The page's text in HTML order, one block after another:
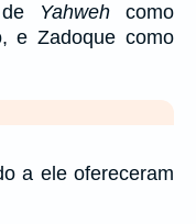
Yahwehcomo
e Zadoque como
a ele ofereceram